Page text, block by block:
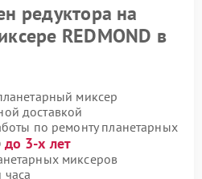
редуктора на
REDMOND в
миксер
доставкой
по ремонту планетарных
до 3-х лет
миксеров
часа